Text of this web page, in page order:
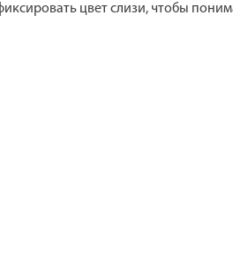
цвет слизи, чтобы